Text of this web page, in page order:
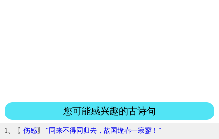
您可能感兴趣的古诗句
1、 〖 伤感〗 “同来不得同归去，故国逢春一寂寥！”